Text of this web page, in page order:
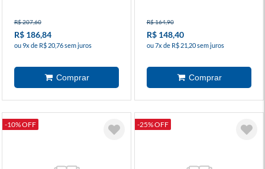
R$ 207,60
R$ 186,84
ou 9x de R$ 20,76 sem juros
R$ 164,90
R$ 148,40
ou 7x de R$ 21,20 sem juros
-10% OFF -25% OFF